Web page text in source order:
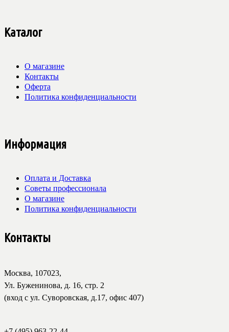
Каталог
О магазине
Контакты
Оферта
Политика конфиденциальности
Информация
Оплата и Доставка
Советы профессионала
О магазине
Политика конфиденциальности
Контакты
Москва, 107023,
Ул. Буженинова, д. 16, стр. 2
(вход с ул. Суворовская, д.17, офис 407)